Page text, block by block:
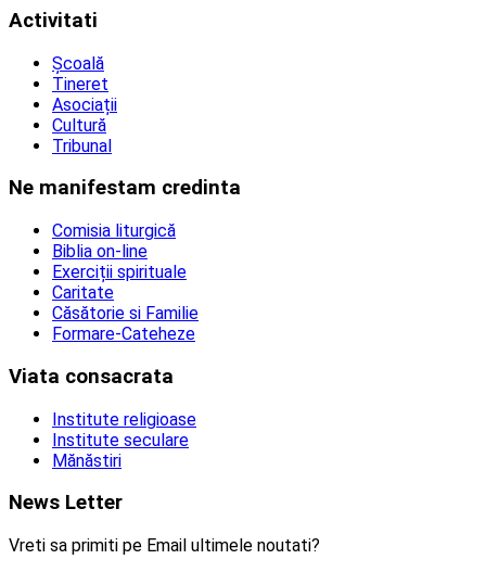
Activitati
Școală
Tineret
Asociații
Cultură
Tribunal
Ne manifestam credinta
Comisia liturgică
Biblia on-line
Exerciții spirituale
Caritate
Căsătorie si Familie
Formare-Cateheze
Viata consacrata
Institute religioase
Institute seculare
Mănăstiri
News Letter
Vreti sa primiti pe Email ultimele noutati?